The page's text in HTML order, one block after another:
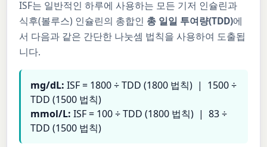
ISF는 일반적인 하루에 사용하는 모든 기저 인슐린과
식후(볼루스) 인슐린의 총합인 총 일일 투여량(TDD)에
서 다음과 같은 간단한 나눗셈 법칙을 사용하여 도출됩
니다.
mg/dL: ISF = 1800 ÷ TDD (1800 법칙) | 1500 ÷
TDD (1500 법칙)
mmol/L: ISF = 100 ÷ TDD (1800 법칙) | 83 ÷
TDD (1500 법칙)